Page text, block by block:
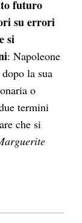
futuro
su errori
si
: Napoleone
la sua
o
termini
che si